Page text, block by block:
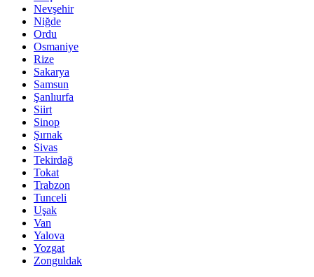
Nevşehir
Niğde
Ordu
Osmaniye
Rize
Sakarya
Samsun
Şanlıurfa
Siirt
Sinop
Şırnak
Sivas
Tekirdağ
Tokat
Trabzon
Tunceli
Uşak
Van
Yalova
Yozgat
Zonguldak